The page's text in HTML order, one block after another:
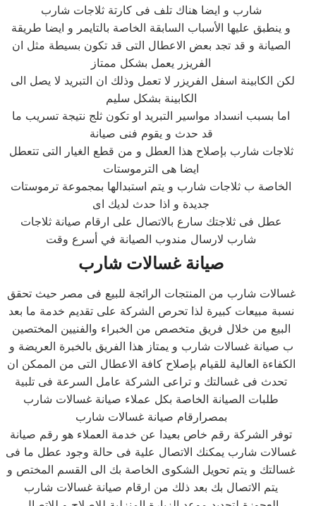
شارب و ايضا هناك تلف فى كارتة ثلاجات شارب
و ينطبق عليها الأسباب السابقة الخاصة بالتايمر و ايضا طريقة
الصيانة و قد تجد بعض الاعطال التى قد تكون بسيطة مثل ان
الفريزر يعمل بشكل ممتاز
الكابينة بشكل سليم
اما بسبب انسداد مواسير التبريد او تكون ثلج نتيجة تسريب ما
قد حدث و يقوم فنى صيانة
ثلاجات شارب بإصلاح هذا العطل و من قطع الغيار التى تتعطل
ايضا هى الترموستات
الخاصة ب ثلاجات شارب و يتم استبدالها بمجموعة ترموستات
جديدة و اذا حدث لديك اى
عطل فى ثلاجتك سارع بالاتصال على ارقام صيانة ثلاجات
شارب لارسال مندوب الصيانة في أسرع وقت
صيانة غسالات شارب
غسالات شارب من المنتجات الرائجة للبيع فى مصر حيث تحقق
نسبة مبيعات كبيرة لذا تحرص الشركة على تقديم خدمة ما بعد
البيع من خلال فريق متخصص من الخبراء والفنيين المختصين
ب صيانة غسالات شارب و يمتاز هذا الفريق بالخبرة العريضة و
الكفاءة العالية للقيام بإصلاح كافة الاعطال التى من الممكن ان
تحدث فى غسالتك و تراعى الشركة عامل السرعة فى تلبية
طلبات الصيانة الخاصة بكل عملاء صيانة غسالات شارب
بمصرارقام صيانة غسالات شارب
توفر الشركة رقم خاص بعيدا عن خدمة العملاء هو رقم صيانة
غسالات شارب يمكنك الاتصال علية فى حالة وجود عطل ما فى
غسالتك و يتم تحويل الشكوى الخاصة بك الى القسم المختص و
يتم الاتصال بك بعد ذلك من ارقام صيانة غسالات شارب